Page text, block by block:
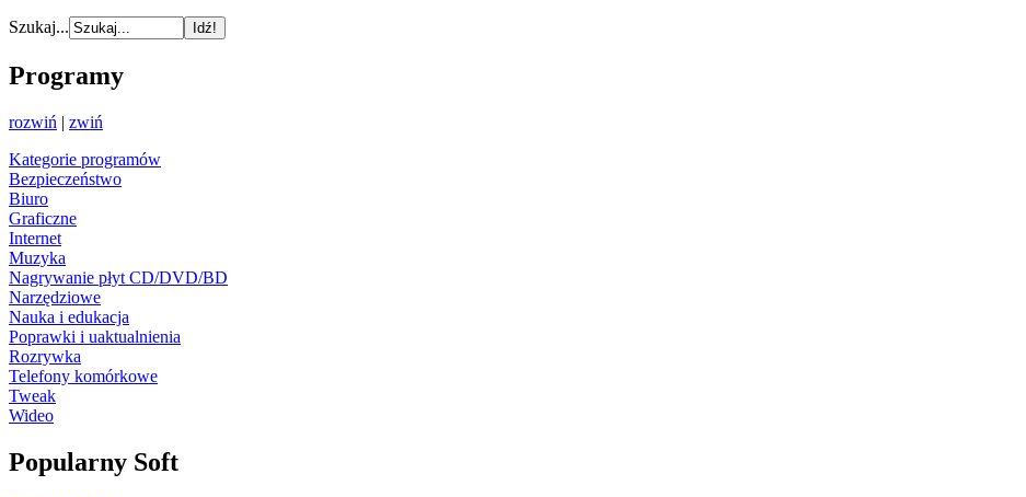
Szukaj...
Programy
rozwiń | zwiń
Kategorie programów
Bezpieczeństwo
Biuro
Graficzne
Internet
Muzyka
Nagrywanie płyt CD/DVD/BD
Narzędziowe
Nauka i edukacja
Poprawki i uaktualnienia
Rozrywka
Telefony komórkowe
Tweak
Wideo
Popularny Soft